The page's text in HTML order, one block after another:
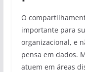
O
importante para
organizacional, e
pensa em dados.
atuem em áreas